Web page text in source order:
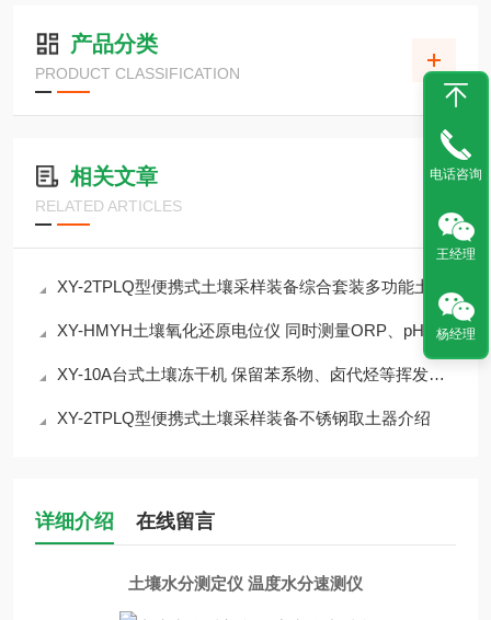
产品分类
PRODUCT CLASSIFICATION
相关文章
RELATED ARTICLES
XY-2TPLQ型便携式土壤采样装备综合套装多功能土壤重金属有机物分析采样介绍
XY-HMYH土壤氧化还原电位仪 同时测量ORP、pH和温度
XY-10A台式土壤冻干机 保留苯系物、卤代烃等挥发性有机物
XY-2TPLQ型便携式土壤采样装备不锈钢取土器介绍
详细介绍 在线留言
土壤水分测定仪 温度水分速测仪
电话咨询
王经理
杨经理